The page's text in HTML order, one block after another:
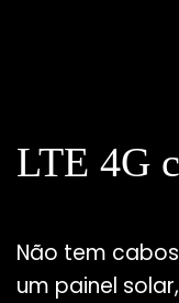
LTE 4G
Não tem
um painel